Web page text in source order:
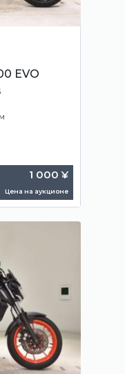
EVO
1 000 ¥
Цена на аукционе